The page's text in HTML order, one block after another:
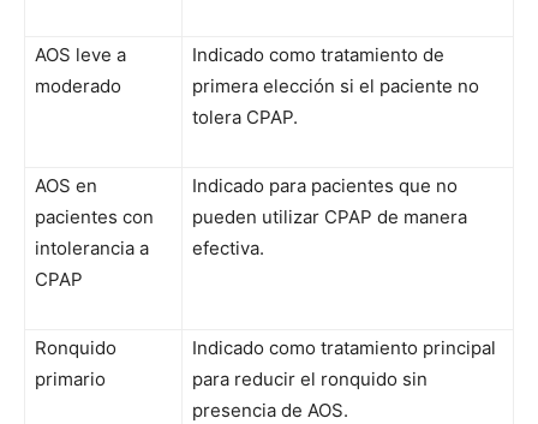
AOS leve a
moderado
Indicado como tratamiento de
primera elección si el paciente no
tolera CPAP.
AOS en
pacientes con
intolerancia a
CPAP
Indicado para pacientes que no
pueden utilizar CPAP de manera
efectiva.
Ronquido
primario
Indicado como tratamiento principal
para reducir el ronquido sin
presencia de AOS.